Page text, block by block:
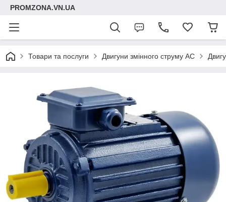
PROMZONA.VN.UA
Товари та послуги Двигуни змінного струму AC